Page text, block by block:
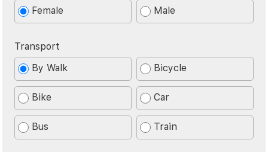
Female
Male
Transport
By Walk
Bicycle
Bike Car
Bus Train